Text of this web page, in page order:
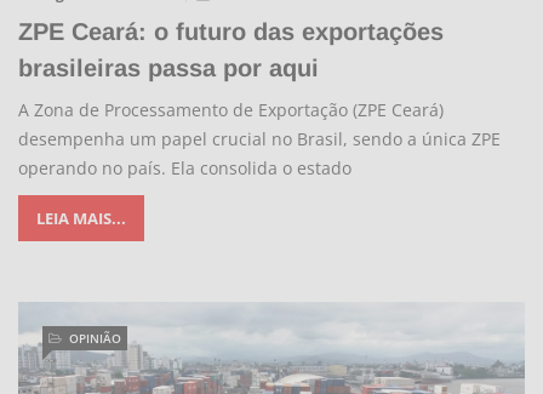
ZPE Ceará: o futuro das exportações
brasileiras passa por aqui
A Zona de Processamento de Exportação (ZPE Ceará)
desempenha um papel crucial no Brasil, sendo a única ZPE
operando no país. Ela consolida o estado
LEIA MAIS...
OPINIÃO